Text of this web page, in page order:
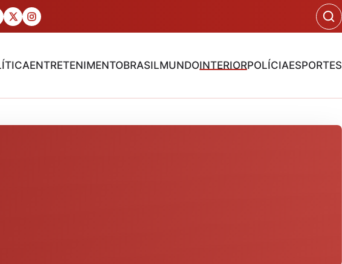
ENTRETENIMENTOBRASILMUNDOINTERIORPOLÍCIAESPORTES